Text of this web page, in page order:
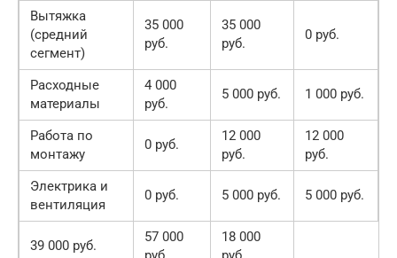
Вытяжка
(средний
сегмент)
35 000
руб.
35 000
руб.
0 руб.
Расходные
материалы
4 000
руб.
5 000 руб. 1 000 руб.
Работа по
монтажу
0 руб.
12 000
руб.
12 000
руб.
Электрика и
вентиляция
0 руб. 5 000 руб. 5 000 руб.
39 000 руб.
57 000
18 000